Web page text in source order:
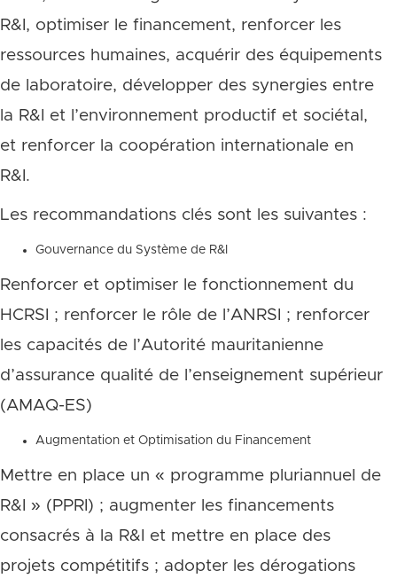
R&I, optimiser le financement, renforcer les
ressources humaines, acquérir des équipements
de laboratoire, développer des synergies entre
la R&I et l’environnement productif et sociétal,
et renforcer la coopération internationale en
R&I.
Les recommandations clés sont les suivantes :
Gouvernance du Système de R&I
Renforcer et optimiser le fonctionnement du
HCRSI ; renforcer le rôle de l’ANRSI ; renforcer
les capacités de l’Autorité mauritanienne
d’assurance qualité de l’enseignement supérieur
(AMAQ-ES)
Augmentation et Optimisation du Financement
Mettre en place un « programme pluriannuel de
R&I » (PPRI) ; augmenter les financements
consacrés à la R&I et mettre en place des
projets compétitifs ; adopter les dérogations